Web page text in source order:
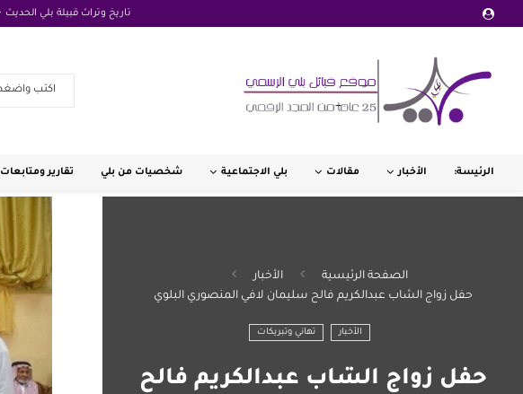
تاريخ وتراث قبيلة بلي الحديث
الرئيسة: الأخبار مقالات بلي الاجتماعية شخصيات من بلي تقارير ومتابعات
الصفحة الرئيسية
الأخبار
حفل زواج الشاب عبدالكريم فالح سليمان لافي المنصوري البلوي
الأخبار تهاني وتبريكات
حفل زواج الشاب عبدالكريم فالح